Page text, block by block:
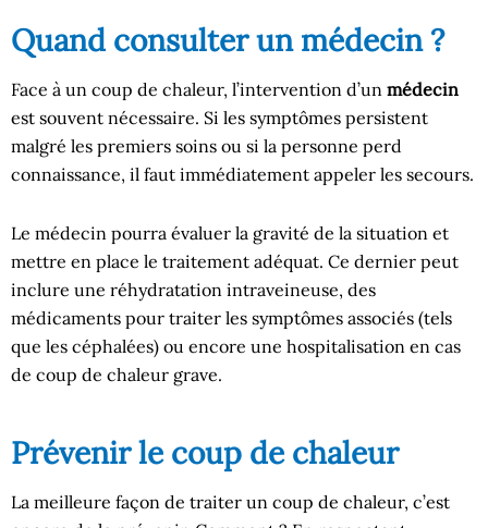
Quand consulter un médecin ?
Face à un coup de chaleur, l’intervention d’un médecin
est souvent nécessaire. Si les symptômes persistent
malgré les premiers soins ou si la personne perd
connaissance, il faut immédiatement appeler les secours.
Le médecin pourra évaluer la gravité de la situation et
mettre en place le traitement adéquat. Ce dernier peut
inclure une réhydratation intraveineuse, des
médicaments pour traiter les symptômes associés (tels
que les céphalées) ou encore une hospitalisation en cas
de coup de chaleur grave.
Prévenir le coup de chaleur
La meilleure façon de traiter un coup de chaleur, c’est